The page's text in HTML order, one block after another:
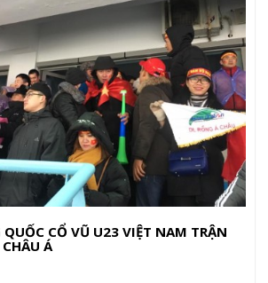
CỔ VŨ U23 VIỆT NAM TRẬN
Á